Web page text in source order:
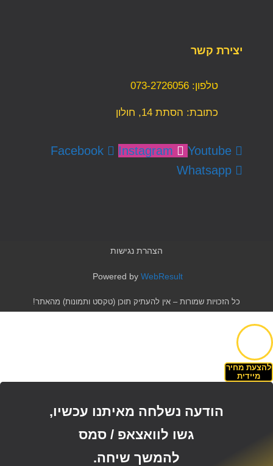
יצירת קשר
טלפון: 073-2726056
כתובת: הסתת 14, חולון
Facebook Instagram
Youtube
Whatsapp
הצהרת נגישות
Powered by WebResult
כל הזכויות שמורות – אין להעתיק תוכן (טקסט ותמונות) מהאתר!
להצעת מחיר
מיידית
הודעה נשלחה מאיתנו עכשיו,
גשו לוואצאפ / סמס
להמשך שיחה.